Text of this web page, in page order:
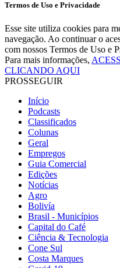
Termos de Uso e Privacidade
Esse site utiliza cookies para
navegação. Ao continuar o
com nossos Termos de Uso e
Para mais informações,
CLICANDO AQUI
PROSSEGUIR
Início
Podcasts
Classificados
Colunas
Geral
Empregos
Guia Comercial
Edições
Notícias
Agro
Bolivía
Brasil - Municípios
Capital do Café
Ciência & Tecnologia
Cone Sul
Costa Marques